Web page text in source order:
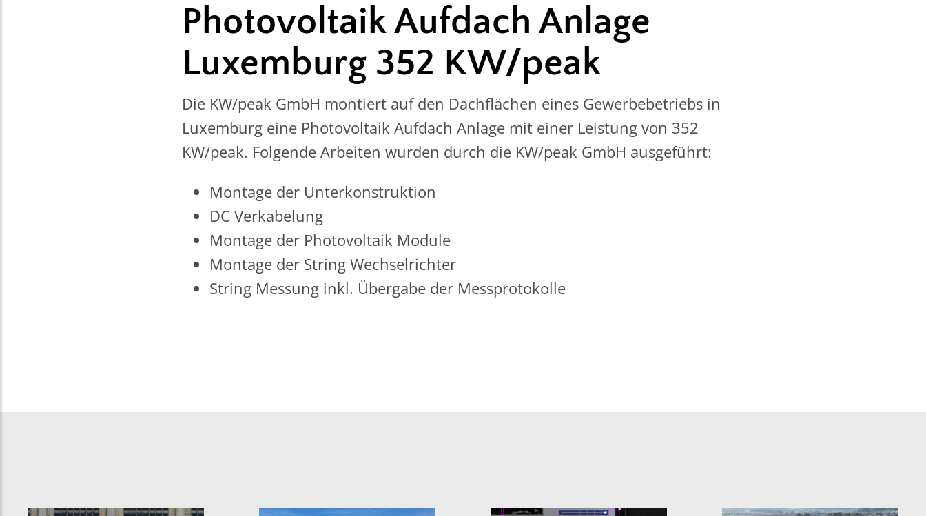
Photovoltaik Aufdach Anlage
Luxemburg 352 KW/peak
Die KW/peak GmbH montiert auf den Dachflächen eines Gewerbebetriebs in
Luxemburg eine Photovoltaik Aufdach Anlage mit einer Leistung von 352
KW/peak. Folgende Arbeiten wurden durch die KW/peak GmbH ausgeführt:
Montage der Unterkonstruktion
DC Verkabelung
Montage der Photovoltaik Module
Montage der String Wechselrichter
String Messung inkl. Übergabe der Messprotokolle